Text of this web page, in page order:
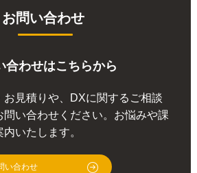
お問い合わせ
合わせはこちらから
お見積りや、DXに関するご相談
問い合わせください。お悩みや課
いたします。
い合わせ